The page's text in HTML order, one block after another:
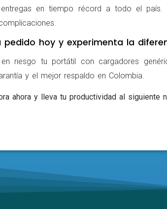
entregas en tiempo récord a todo el
pedido hoy y experimenta la
riesgo tu portátil con cargadores
y el mejor respaldo en Colombia.
ahora y lleva tu productividad al siguiente